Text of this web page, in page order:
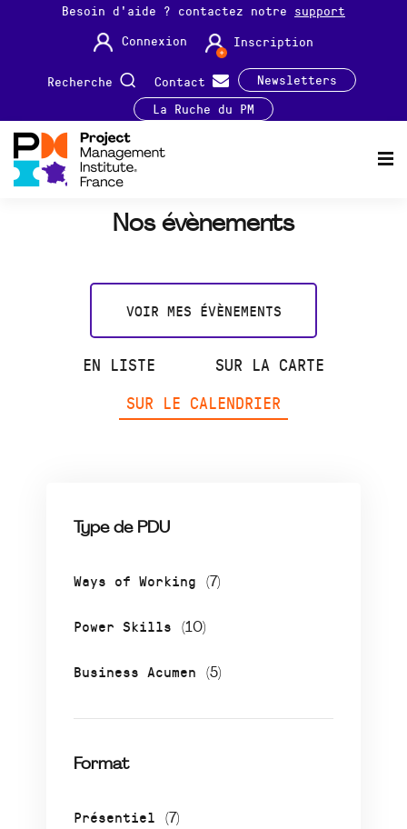
Besoin d'aide ? contactez notre support
Connexion
Inscription
Recherche Contact
Newsletters
La Ruche du PM
Nos évènements
VOIR MES ÉVÈNEMENTS
EN LISTE
SUR LA CARTE
SUR LE CALENDRIER
Type de PDU
Ways of Working (7)
Power Skills (10)
Business Acumen (5)
Format
Présentiel (7)